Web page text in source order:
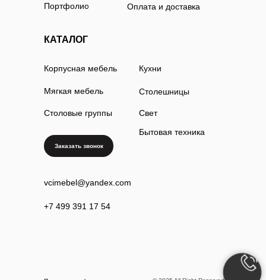
КАТАЛОГ
Портфолио
Корпусная мебель
Оплата и доставка
Мягкая мебель
Столовые группы
vcimebel@yandex.com
+7 499 391 17 54
Кухни
Столешницы
Свет
Бытовая техника
Заказать звонок